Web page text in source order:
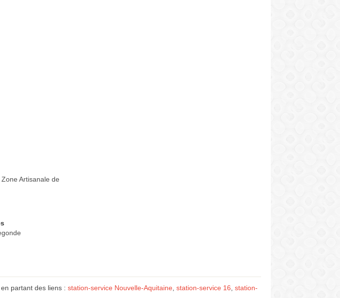
Artisanale de
partant des liens : station-service Nouvelle-Aquitaine station-service 16 station-